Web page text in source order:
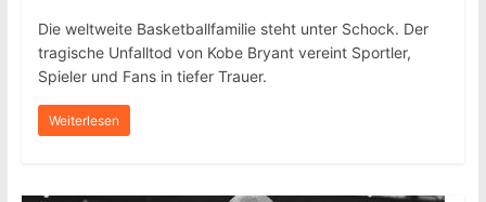
Die weltweite Basketballfamilie steht unter Schock. Der
tragische Unfalltod von Kobe Bryant vereint Sportler,
Spieler und Fans in tiefer Trauer.
Weiterlesen